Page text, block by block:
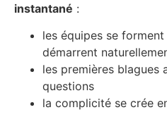
instantané :
les équipes se
démarrent
les premières blagues
questions
la complicité se crée